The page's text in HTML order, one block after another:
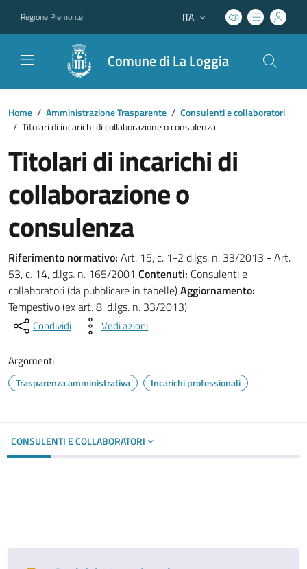
Regione Piemonte Lingua attiva:
ITA
Comune di La Loggia
Home / Amministrazione Trasparente / Consulenti e collaboratori
/ Titolari di incarichi di collaborazione o consulenza
Titolari di incarichi di
collaborazione o
consulenza
Riferimento normativo: Art. 15, c. 1-2 d.lgs. n. 33/2013 - Art.
53, c. 14, d.lgs. n. 165/2001 Contenuti: Consulenti e
collaboratori (da pubblicare in tabelle)Aggiornamento:
Tempestivo (ex art. 8, d.lgs. n. 33/2013)
Condividi Vedi azioni
Argomenti
Trasparenza amministrativa Incarichi professionali
CONSULENTI E COLLABORATORI